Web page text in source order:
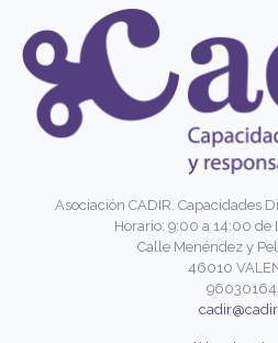
Asociación CADIR. Capacidades
Horario: 9:00 a 14:00 de
Calle Menéndez y
46010